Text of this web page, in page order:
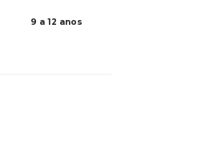
9 a 12 anos